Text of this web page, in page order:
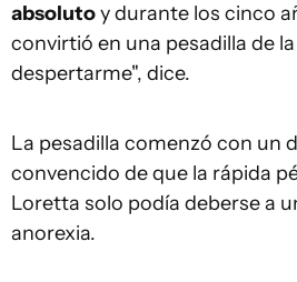
absolutoy durante los cinco
convirtió en una pesadilla de
despertarme", dice.
La pesadilla comenzó con un
convencido de que la rápida
Loretta solo podía deberse a
anorexia.